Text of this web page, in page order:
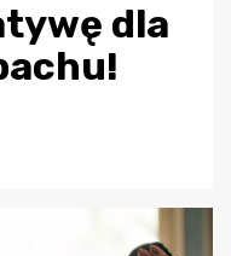
dla